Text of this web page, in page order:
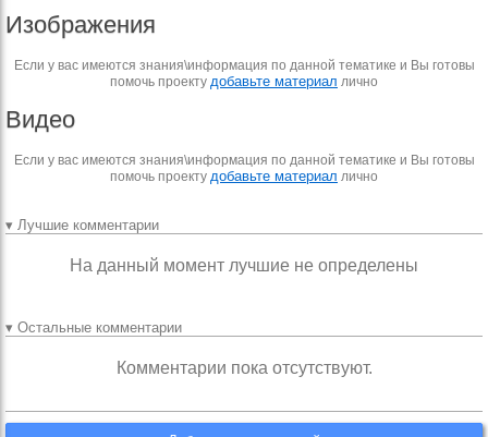
Изображения
Если у вас имеются знания\информация по данной тематике и Вы готовы
помочь проекту добавьте материал лично
Видео
Если у вас имеются знания\информация по данной тематике и Вы готовы
помочь проекту добавьте материал лично
▾ Лучшие комментарии
На данный момент лучшие не определены
▾ Остальные комментарии
Комментарии пока отсутствуют.